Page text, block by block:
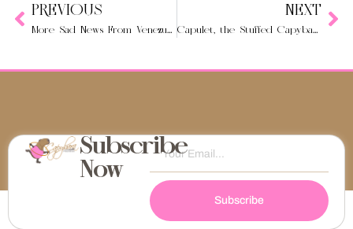
PREVIOUS
More Sad News From Venezuela
NEXT
Capulet, the Stuffed Capybara
Subscribe
Now
Subscribe